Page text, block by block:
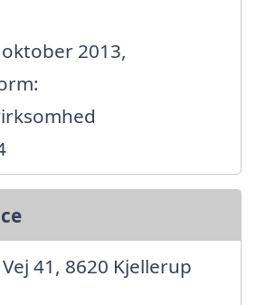
2013,
41, 8620 Kjellerup